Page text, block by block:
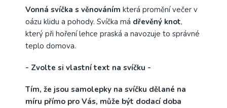
Vonná svíčka s věnováním která promění večer v
oázu klidu a pohody. Svíčka má dřevěný knot,
který při hoření lehce praská a navozuje to správné
teplo domova.
- Zvolte si vlastní text na svíčku -
Tím, že jsou samolepky na svíčku dělané na
míru přímo pro Vás, může být dodací doba